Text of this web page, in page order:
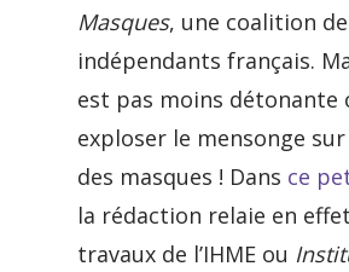
Masques, une coalition
indépendants français.
est pas moins détonante
exploser le mensonge
des masques ! Dans ce
la rédaction relaie en
travaux de l’IHME ou